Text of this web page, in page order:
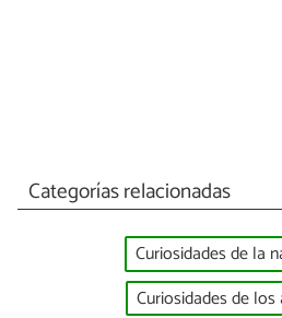
Categorías relacionadas
Curiosidades de la
Curiosidades de